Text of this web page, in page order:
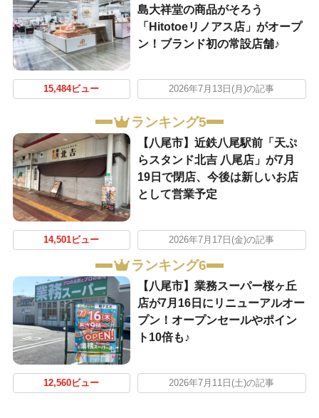
島大祥堂の商品がそろう
「Hitotoeリノアス店」がオープ
ン！ブランド初の常設店舗♪
15,484ビュー 2026年7月13日(月)の記事
ランキング5
【八尾市】近鉄八尾駅前「天ぷ
らスタンド北吉 八尾店」が7月
19日で閉店、今後は新しいお店
として営業予定
14,501ビュー 2026年7月17日(金)の記事
ランキング6
【八尾市】業務スーパー桜ヶ丘
店が7月16日にリニューアルオー
プン！オープンセールやポイン
ト10倍も♪
12,560ビュー 2026年7月11日(土)の記事